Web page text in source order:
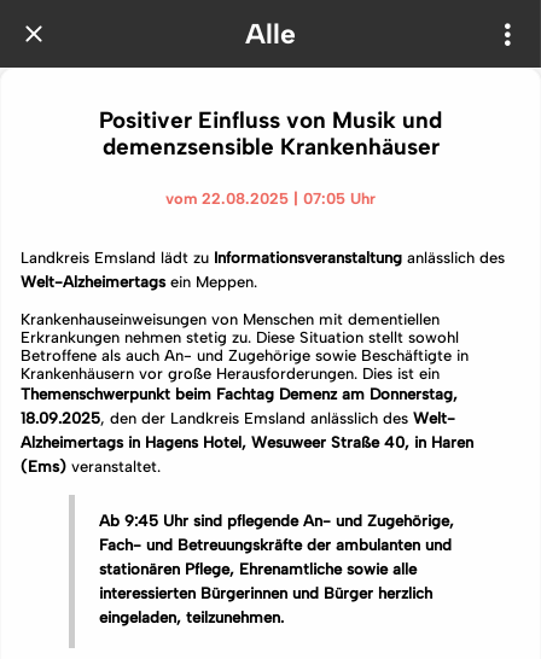
Alle
Positiver Einfluss von Musik und
demenzsensible Krankenhäuser
vom 22.08.2025 | 07:05 Uhr
Landkreis Emsland lädt zu Informationsveranstaltung anlässlich des
Welt-Alzheimertags ein Meppen.
Krankenhauseinweisungen von Menschen mit dementiellen
Erkrankungen nehmen stetig zu. Diese Situation stellt sowohl
Betroffene als auch An- und Zugehörige sowie Beschäftigte in
Krankenhäusern vor große Herausforderungen. Dies ist ein
Themenschwerpunkt beim Fachtag Demenz am Donnerstag,
18.09.2025, den der Landkreis Emsland anlässlich des Welt-
Alzheimertags in Hagens Hotel, Wesuweer Straße 40, in Haren
(Ems) veranstaltet.
Ab 9:45 Uhr sind pflegende An- und Zugehörige,
Fach- und Betreuungskräfte der ambulanten und
stationären Pflege, Ehrenamtliche sowie alle
interessierten Bürgerinnen und Bürger herzlich
eingeladen, teilzunehmen.